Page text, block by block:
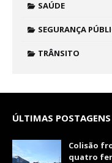
SAÚDE
SEGURANÇA
TRÂNSITO
ÚLTIMAS POSTAGENS
Colisão
quatro